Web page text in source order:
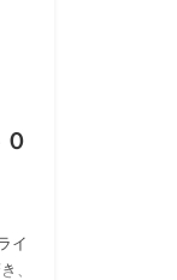
イ
、